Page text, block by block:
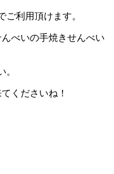
ご利用頂けます。
べいの手焼きせんべい
。
くださいね！